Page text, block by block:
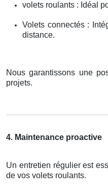
volets roulants : Idéal
Volets connectés :
distance.
Nous garantissons une
projets.
4. Maintenance proactive
Un entretien régulier est
de vos volets roulants.